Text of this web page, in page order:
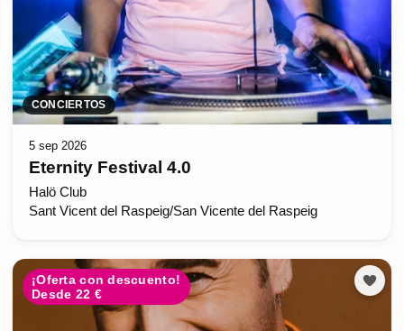
CONCIERTOS
5 sep 2026
Eternity Festival 4.0
Halö Club
Sant Vicent del Raspeig/San Vicente del Raspeig
¡Oferta con descuento!
Desde 22 €